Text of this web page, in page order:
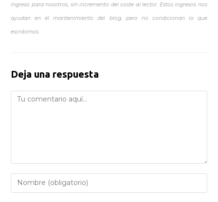
ingreso para nosotros, sin incremento del coste al lector. Estos ingresos nos
ayudan en el mantenimiento del blog, pero no condicionan lo que
escribimos.
Deja una respuesta